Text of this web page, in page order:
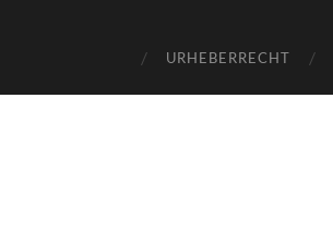
URHEBERRECHT